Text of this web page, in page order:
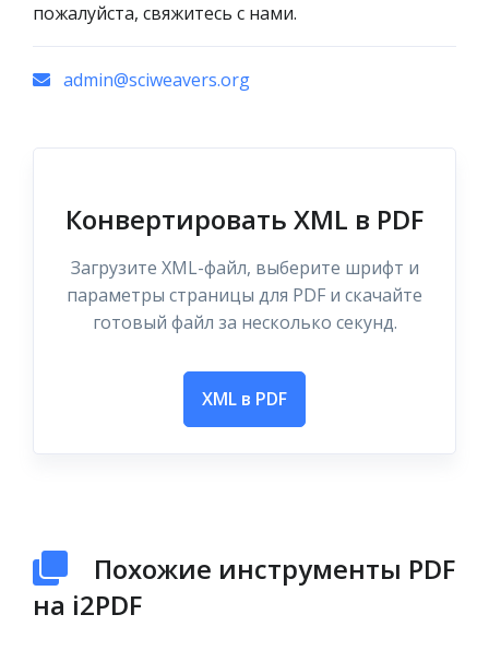
пожалуйста, свяжитесь с нами.
admin@sciweavers.org
Конвертировать XML в PDF
Загрузите XML-файл, выберите шрифт и
параметры страницы для PDF и скачайте
готовый файл за несколько секунд.
XML в PDF
Похожие инструменты PDF
на i2PDF